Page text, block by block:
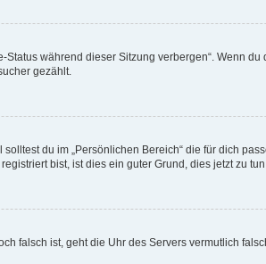
während dieser Sitzung verbergen“. Wenn
gezählt.
du im „Persönlichen Bereich“ die für dich
bist, ist dies ein guter Grund, dies jetzt zu
falsch ist, geht die Uhr des Servers vermutlich